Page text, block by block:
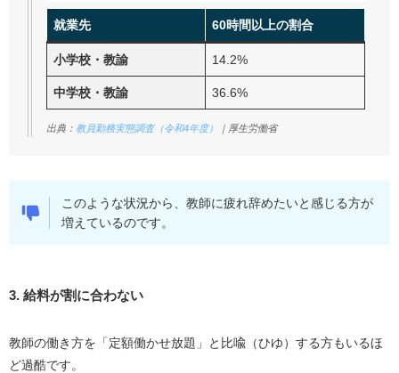
就業先 60時間以上の割合
小学校・教諭 14.2%
中学校・教諭 36.6%
出典： 教員勤務実態調査（令和4年度） ｜厚生労働省
このような状況から、教師に疲れ辞めたいと感じる方が
増えているのです。
3. 給料が割に合わない
教師の働き方を「定額働かせ放題」と比喩（ひゆ）する方もいるほ
ど過酷です。